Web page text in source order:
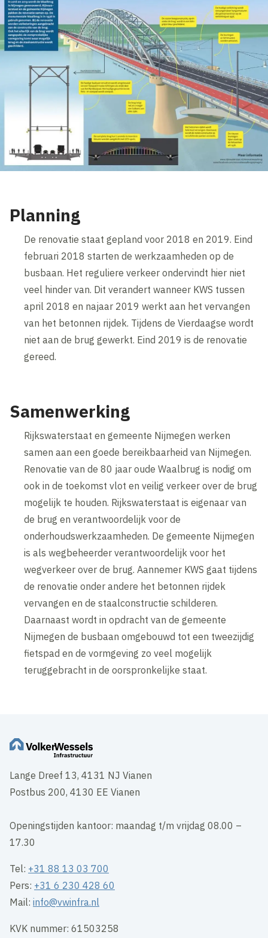
Planning
De renovatie staat gepland voor 2018 en 2019. Eind
februari 2018 starten de werkzaamheden op de
busbaan. Het reguliere verkeer ondervindt hier niet
veel hinder van. Dit verandert wanneer KWS tussen
april 2018 en najaar 2019 werkt aan het vervangen
van het betonnen rijdek. Tijdens de Vierdaagse wordt
niet aan de brug gewerkt. Eind 2019 is de renovatie
gereed.
Samenwerking
Rijkswaterstaat en gemeente Nijmegen werken
samen aan een goede bereikbaarheid van Nijmegen.
Renovatie van de 80 jaar oude Waalbrug is nodig om
ook in de toekomst vlot en veilig verkeer over de brug
mogelijk te houden. Rijkswaterstaat is eigenaar van
de brug en verantwoordelijk voor de
onderhoudswerkzaamheden. De gemeente Nijmegen
is als wegbeheerder verantwoordelijk voor het
wegverkeer over de brug. Aannemer KWS gaat tijdens
de renovatie onder andere het betonnen rijdek
vervangen en de staalconstructie schilderen.
Daarnaast wordt in opdracht van de gemeente
Nijmegen de busbaan omgebouwd tot een tweezijdig
fietspad en de vormgeving zo veel mogelijk
teruggebracht in de oorspronkelijke staat.
Lange Dreef 13, 4131 NJ Vianen
Postbus 200, 4130 EE Vianen
Openingstijden kantoor: maandag t/m vrijdag 08.00 –
17.30
Tel: +31 88 13 03 700
Pers: +31 6 230 428 60
Mail:info@vwinfra.nl
KVK nummer: 61503258